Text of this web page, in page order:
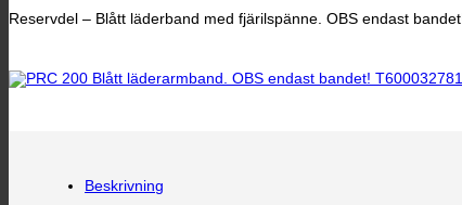
bandet!
Reservdel – Blått läderband med fjärilspänne. OBS endast
Beskrivning